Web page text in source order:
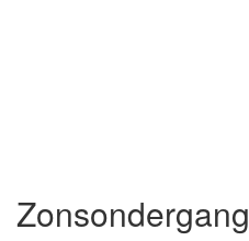
Zonsondergang